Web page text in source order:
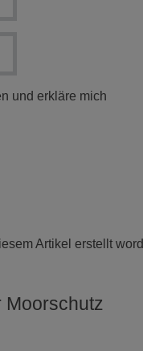
und erkläre mich
Artikel erstellt
Moorschutz